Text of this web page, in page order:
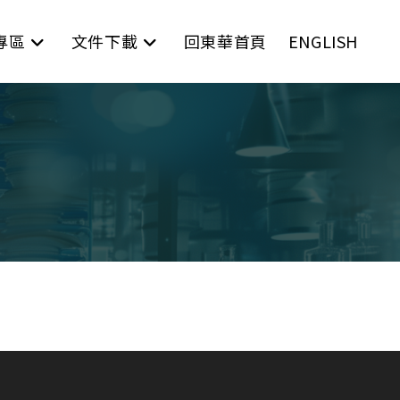
區 文件下載 回東華首頁 ENGLISH